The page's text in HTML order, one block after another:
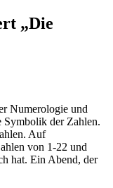
„Die
Numerologie und
Symbolik der Zahlen.
Auf
von 1-22 und
hat. Ein Abend, der